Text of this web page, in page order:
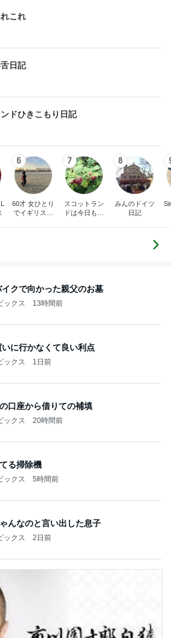
これ
日記
ドひきこもり日記
6
60才 女ひとり
でイギリスに
7
スコットラン
ドは今日も曇
8
みんのドイツ
日記
クで向かった親父のお墓
ックス 13時間前
に行かなくて良い利点
ックス 1日前
口座から借りての補填
ックス 20時間前
る掃除機
ックス 5時間前
んなのと言い出した息子
ックス 2日前